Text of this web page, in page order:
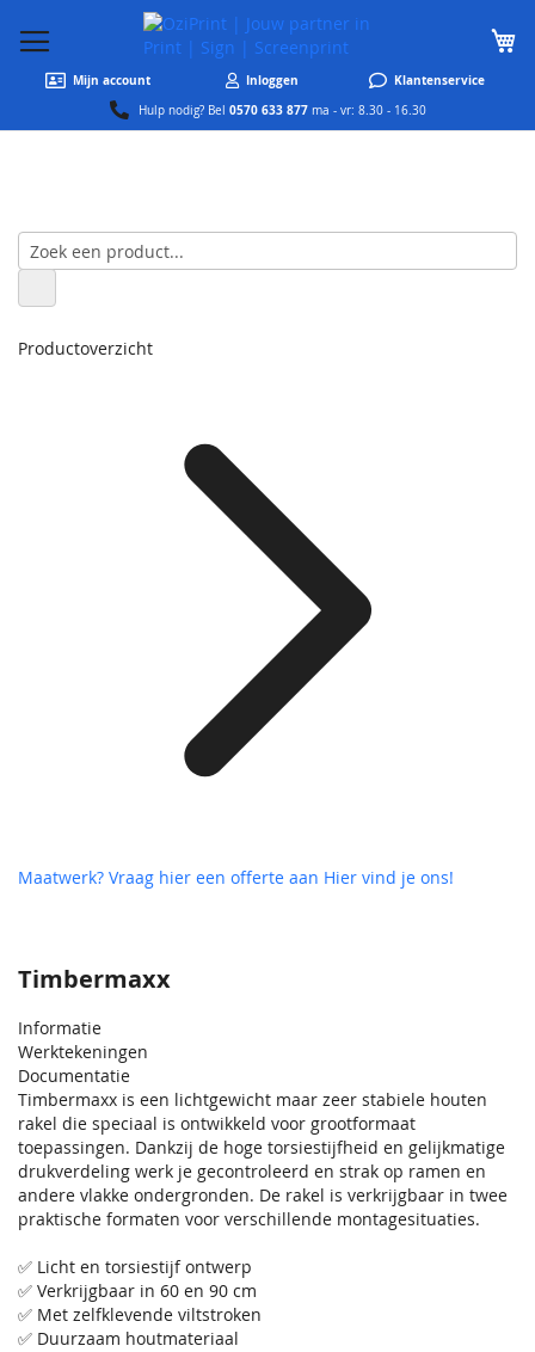
Mijn account Inloggen Klantenservice
Hulp nodig? Bel 0570 633 877 ma - vr: 8.30 - 16.30
Timbermaxx
Informatie
Werktekeningen
Documentatie
Timbermaxx is een lichtgewicht maar zeer stabiele houten
rakel die speciaal is ontwikkeld voor grootformaat
toepassingen. Dankzij de hoge torsiestijfheid en gelijkmatige
drukverdeling werk je gecontroleerd en strak op ramen en
andere vlakke ondergronden. De rakel is verkrijgbaar in twee
praktische formaten voor verschillende montagesituaties.
✅ Licht en torsiestijf ontwerp
✅ Verkrijgbaar in 60 en 90 cm
✅ Met zelfklevende viltstroken
✅ Duurzaam houtmateriaal
Productoverzicht
Maatwerk? Vraag hier een offerte aan Hier vind je ons!